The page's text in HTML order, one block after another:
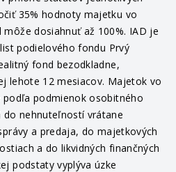
35% hodnoty majetku vo
dosiahnuť až 100%. IAD je
podielového fondu Prvý
fond bezodkladne,
lehote 12 mesiacov. Majetok vo
podmienok osobitného
do nehnuteľností vrátane
a predaja, do majetkových
a do likvidných finančných
podstaty vyplýva úzke